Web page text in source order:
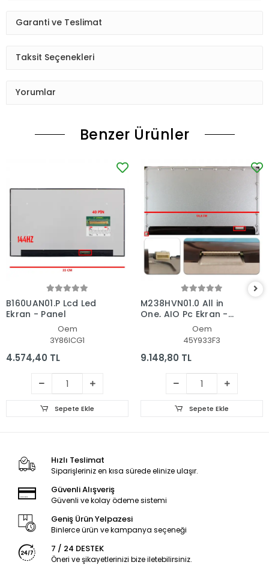
Garanti ve Teslimat
Taksit Seçenekleri
Yorumlar
Benzer Ürünler
B160UAN01.P Lcd Led
Ekran - Panel
Oem
3Y86ICG1
4.574,40 TL
Sepete Ekle
M238HVN01.0 All in
One, AIO Pc Ekran -
Oem
45Y933F3
9.148,80 TL
Sepete Ekle
Hızlı Teslimat
Siparişleriniz en kısa sürede elinize ulaşır.
Güvenli Alışveriş
Güvenli ve kolay ödeme sistemi
Geniş Ürün Yelpazesi
Binlerce ürün ve kampanya seçeneği
7 / 24 DESTEK
Öneri ve şikayetlerinizi bize iletebilirsiniz.